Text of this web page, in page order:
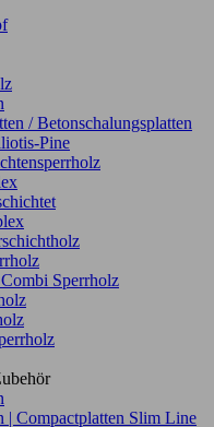
/ Betonschalungsplatten
Pine
Sperrholz
| Compactplatten Slim Line